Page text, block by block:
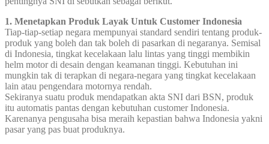
1. Menetapkan Produk Layak Untuk Customer Indonesia
Tiap-tiap-setiap negara mempunyai standard sendiri tentang produk-
produk yang boleh dan tak boleh di pasarkan di negaranya. Semisal
di Indonesia, tingkat kecelakaan lalu lintas yang tinggi membikin
helm motor di desain dengan keamanan tinggi. Kebutuhan ini
mungkin tak di terapkan di negara-negara yang tingkat kecelakaan
lain atau pengendara motornya rendah.
Sekiranya suatu produk mendapatkan akta SNI dari BSN, produk
itu automatis pantas dengan kebutuhan customer Indonesia.
Karenanya pengusaha bisa meraih kepastian bahwa Indonesia yakni
pasar yang pas buat produknya.